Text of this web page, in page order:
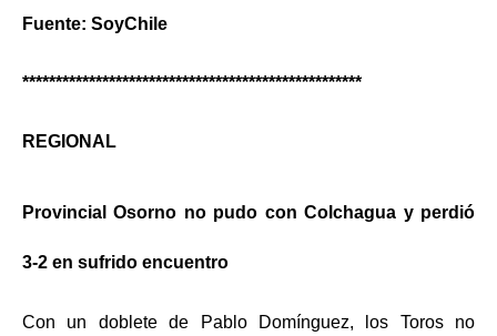
Fuente: SoyChile
***************************************************
REGIONAL
Provincial Osorno no pudo con Colchagua y perdió
3-2 en sufrido encuentro
Con un doblete de Pablo Domínguez, los Toros no